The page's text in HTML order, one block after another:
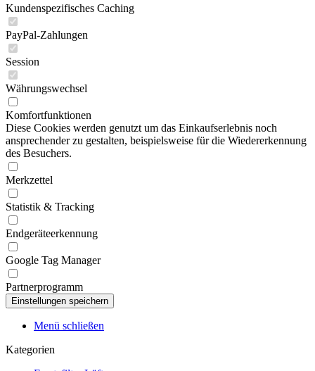
Kundenspezifisches Caching
PayPal-Zahlungen
Session
Währungswechsel
Komfortfunktionen
Diese Cookies werden genutzt um das Einkaufserlebnis noch
ansprechender zu gestalten, beispielsweise für die Wiedererkennung
des Besuchers.
Merkzettel
Statistik & Tracking
Endgeräteerkennung
Google Tag Manager
Partnerprogramm
Menü schließen
Kategorien